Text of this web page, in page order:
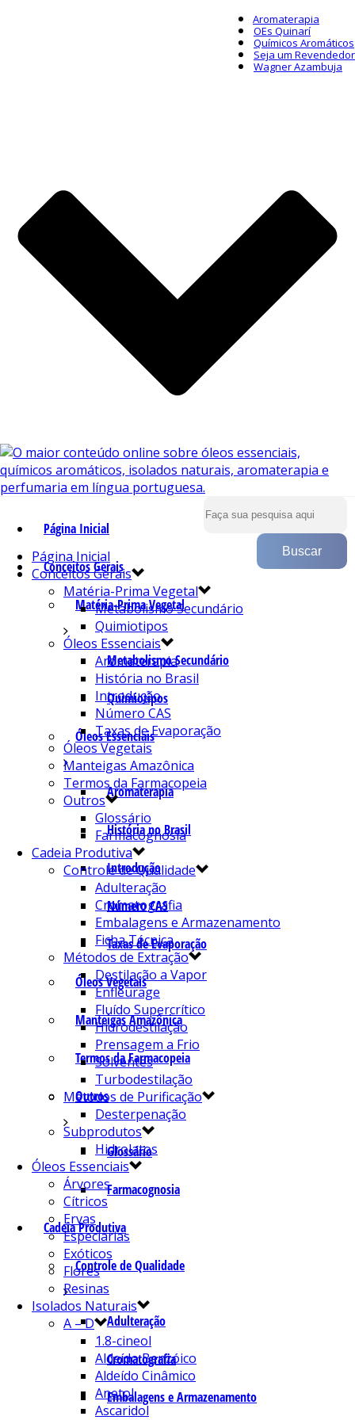
Aromaterapia
OEs Quinarí
Químicos Aromáticos
Seja um Revendedor
Wagner Azambuja
Página Inicial
Conceitos Gerais
Matéria-Prima Vegetal
Metabolismo Secundário
Quimiotipos
Óleos Essenciais
Aromaterapia
História no Brasil
Introdução
Número CAS
Taxas de Evaporação
Óleos Vegetais
Manteigas Amazônica
Termos da Farmacopeia
Outros
Glossário
Farmacognosia
Cadeia Produtiva
Controle de Qualidade
Adulteração
Cromatografia
Embalagens e Armazenamento
Página Inicial
Conceitos Gerais
Matéria-Prima Vegetal
Metabolismo Secundário
Quimiotipos
Óleos Essenciais
Aromaterapia
História no Brasil
Introdução
Número CAS
Taxas de Evaporação
Óleos Vegetais
Manteigas Amazônica
Termos da Farmacopeia
Outros
Glossário
Farmacognosia
Cadeia Produtiva
Controle de Qualidade
Adulteração
Cromatografia
Embalagens e Armazenamento
Ficha Técnica
Métodos de Extração
Destilação a Vapor
Enfleurage
Fluído Supercrítico
Hidrodestilação
Prensagem a Frio
Solventes
Turbodestilação
Métodos de Purificação
Desterpenação
Subprodutos
Hidrolatos
Óleos Essenciais
Árvores
Cítricos
Ervas
Especiarias
Exóticos
Flores
Resinas
Isolados Naturais
A – D
1.8-cineol
Aldeído Benzóico
Aldeído Cinâmico
Anetol
Ascaridol